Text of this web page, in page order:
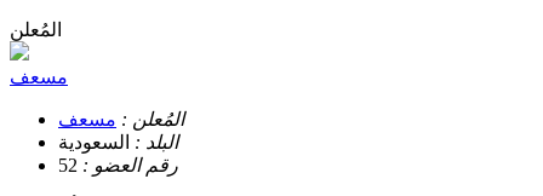
المُعلن
مسعف
المُعلن : مسعف
البلد : السعودية
رقم العضو : 52